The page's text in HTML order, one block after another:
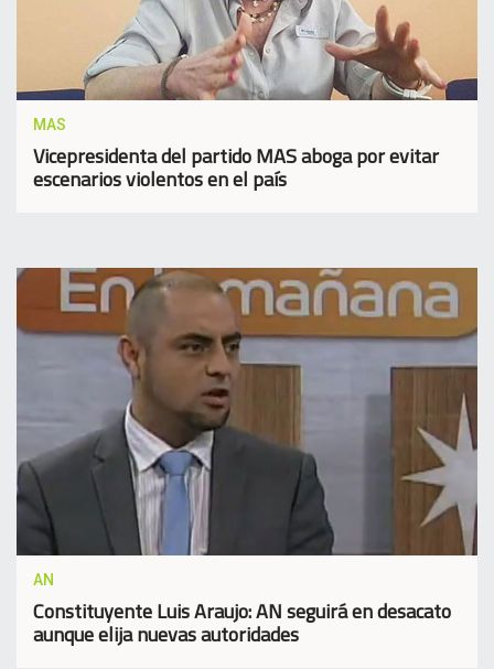
MAS
Vicepresidenta del partido MAS aboga por evitar
escenarios violentos en el país
AN
Constituyente Luis Araujo: AN seguirá en desacato
aunque elija nuevas autoridades